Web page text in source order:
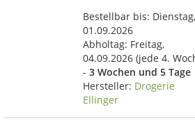
Bestellbar bis: Dienstag,
01.09.2026
Abholtag: Freitag,
04.09.2026(jede 4.
- 3 Wochen und 5 Tage
Hersteller: Drogerie
Ellinger